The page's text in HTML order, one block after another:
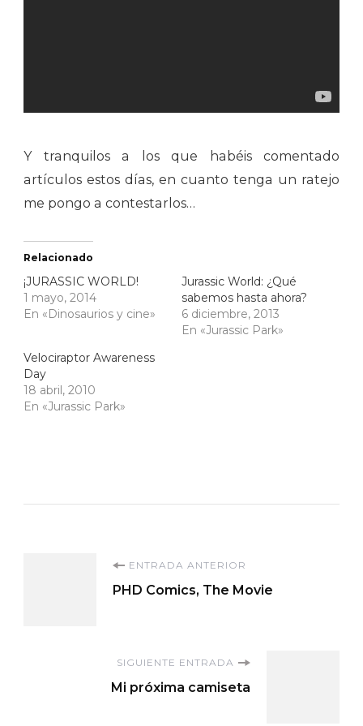
Y tranquilos a los que habéis comentado
artículos estos días, en cuanto tenga un ratejo
me pongo a contestarlos…
Relacionado
¡JURASSIC WORLD!
1 mayo, 2014
En «Dinosaurios y cine»
Jurassic World: ¿Qué
sabemos hasta ahora?
6 diciembre, 2013
En «Jurassic Park»
Velociraptor Awareness
Day
18 abril, 2010
En «Jurassic Park»
Navegación
entradas
ENTRADA ANTERIOR
PHD Comics, The Movie
SIGUIENTE ENTRADA
Mi próxima camiseta